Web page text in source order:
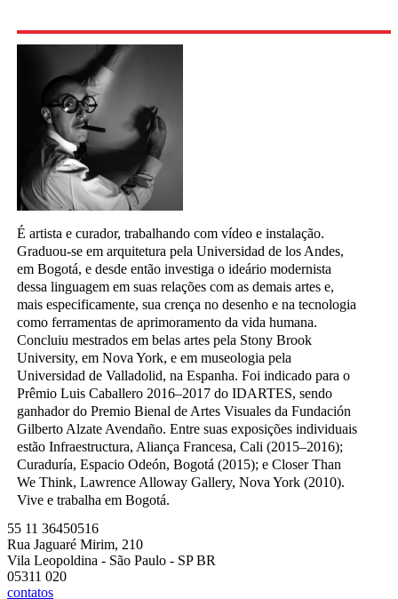
É artista e curador, trabalhando com vídeo e instalação.
Graduou-se em arquitetura pela Universidad de los Andes,
em Bogotá, e desde então investiga o ideário modernista
dessa linguagem em suas relações com as demais artes e,
mais especificamente, sua crença no desenho e na tecnologia
como ferramentas de aprimoramento da vida humana.
Concluiu mestrados em belas artes pela Stony Brook
University, em Nova York, e em museologia pela
Universidad de Valladolid, na Espanha. Foi indicado para o
Prêmio Luis Caballero 2016–2017 do IDARTES, sendo
ganhador do Premio Bienal de Artes Visuales da Fundación
Gilberto Alzate Avendaño. Entre suas exposições individuais
estão Infraestructura, Aliança Francesa, Cali (2015–2016);
Curaduría, Espacio Odeón, Bogotá (2015); e Closer Than
We Think, Lawrence Alloway Gallery, Nova York (2010).
Vive e trabalha em Bogotá.
55 11 36450516
Rua Jaguaré Mirim, 210
Vila Leopoldina - São Paulo - SP BR
05311 020
contatos